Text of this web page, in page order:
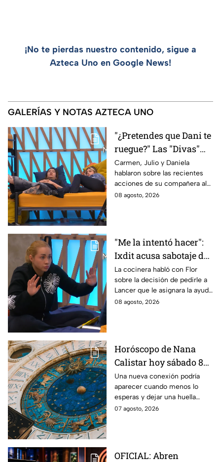
¡No te pierdas nuestro contenido, sigue a
Azteca Uno en Google News!
GALERÍAS Y NOTAS AZTECA UNO
"¿Pretendes que Dani te
ruegue?" Las "Divas"
lamentan el
comportamiento de
Michelle en MasterChef
24/7
Carmen, Julio y Daniela
hablaron sobre las recientes
acciones de su compañera al
interior del Mundo MasterChef
08 agosto, 2026
"Me la intentó hacer":
Ixdit acusa sabotaje de
Ramahá en la pasada
gala de salvación de
MasterChef 24/7
La cocinera habló con Flor
sobre la decisión de pedirle a
Lancer que le asignara la ayuda
de Ramahá y no la de Daniela
08 agosto, 2026
Horóscopo de Nana
Calistar hoy sábado 8
de agosto del 2026 para
cada signo; una
conexión inesperada
podría transformar tus
Una nueva conexión podría
aparecer cuando menos lo
esperas y dejar una huella
importante.
07 agosto, 2026
OFICIAL: Abren